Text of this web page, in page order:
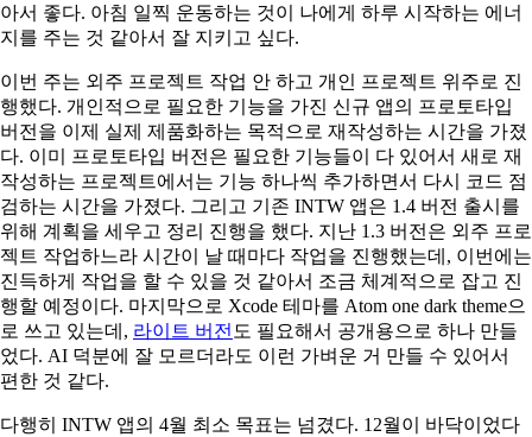
아서 좋다. 아침 일찍 운동하는 것이 나에게 하루 시작하는 에너
지를 주는 것 같아서 잘 지키고 싶다.
이번 주는 외주 프로젝트 작업 안 하고 개인 프로젝트 위주로 진
행했다. 개인적으로 필요한 기능을 가진 신규 앱의 프로토타입
버전을 이제 실제 제품화하는 목적으로 재작성하는 시간을 가졌
다. 이미 프로토타입 버전은 필요한 기능들이 다 있어서 새로 재
작성하는 프로젝트에서는 기능 하나씩 추가하면서 다시 코드 점
검하는 시간을 가졌다. 그리고 기존 INTW 앱은 1.4 버전 출시를
위해 계획을 세우고 정리 진행을 했다. 지난 1.3 버전은 외주 프로
젝트 작업하느라 시간이 날 때마다 작업을 진행했는데, 이번에는
진득하게 작업을 할 수 있을 것 같아서 조금 체계적으로 잡고 진
행할 예정이다. 마지막으로 Xcode 테마를 Atom one dark theme으
로 쓰고 있는데, 라이트 버전 도 필요해서 공개용으로 하나 만들
었다. AI 덕분에 잘 모르더라도 이런 가벼운 거 만들 수 있어서
편한 것 같다.
다행히 INTW 앱의 4월 최소 목표는 넘겼다. 12월이 바닥이었다